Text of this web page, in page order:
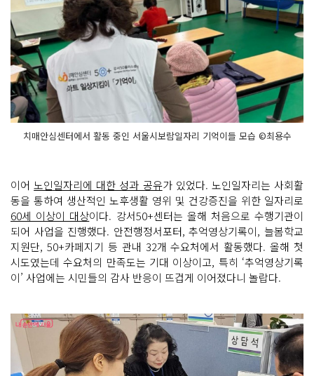
치매안심센터에서 활동 중인 서울시보람일자리 기억이들 모습 ©최용수
이어노인일자리에 대한 성과 공유가 있었다. 노인일자리는 사회활
동을 통하여 생산적인 노후생활 영위 및 건강증진을 위한 일자리로
60세 이상이 대상이다. 강서50+센터는 올해 처음으로 수행기관이
되어 사업을 진행했다. 안전행정서포터, 추억영상기록이, 늘봄학교
지원단, 50+카페지기 등 관내 32개 수요처에서 활동했다. 올해 첫
시도였는데 수요처의 만족도는 기대 이상이고, 특히 ‘추억영상기록
이’ 사업에는 시민들의 감사 반응이 뜨겁게 이어졌다니 놀랍다.